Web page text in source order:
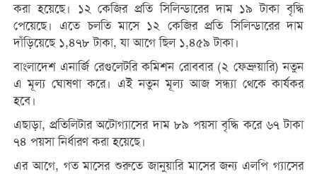
করা হয়েছে। ১২ কেজির প্রতি সিলিন্ডারের দাম ১৯ টাকা বৃদ্ধি
পেয়েছে। এতে চলতি মাসে ১২ কেজির প্রতি সিলিন্ডারের দাম
দাঁড়িয়েছে ১,৪৭৮ টাকা, যা আগে ছিল ১,৪৫৯ টাকা।
বাংলাদেশ এনার্জি রেগুলেটরি কমিশন রোববার (২ ফেব্রুয়ারি) নতুন
এ মূল্য ঘোষণা করে। এই নতুন মূল্য আজ সন্ধ্যা থেকে কার্যকর
হবে।
এছাড়া, প্রতিলিটার অটোগ্যাসের দাম ৮৯ পয়সা বৃদ্ধি করে ৬৭ টাকা
৭৪ পয়সা নির্ধারণ করা হয়েছে।
এর আগে, গত মাসের শুরুতে জানুয়ারি মাসের জন্য এলপি গ্যাসের